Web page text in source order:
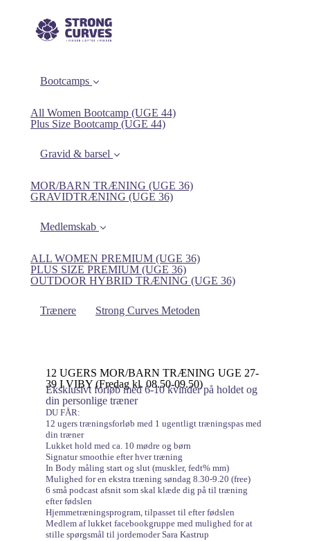
Bootcamps
All Women Bootcamp (UGE 44)
Plus Size Bootcamp (UGE 44)
Gravid & barsel
MOR/BARN TRÆNING (UGE 36)
GRAVIDTRÆNING (UGE 36)
Medlemskab
ALL WOMEN PREMIUM (UGE 36)
PLUS SIZE PREMIUM (UGE 36)
OUTDOOR HYBRID TRÆNING (UGE 36)
Trænere Strong Curves Metoden
12 UGERS MOR/BARN TRÆNING UGE 27-
39 I VIBY (Fredag kl. 08.50-09.50)
Eksklusivt forløb med 6-10 kvinder på holdet og
din personlige træner
DU FÅR:
12 ugers træningsforløb med 1 ugentligt træningspas med
din træner
Lukket hold med ca. 10 mødre og børn
Signatur smoothie efter hver træning
In Body måling start og slut (muskler, fedt% mm)
Mulighed for en ekstra træning søndag 8.30-9.20 (free)
6 små podcast afsnit som skal klæde dig på til træning
efter fødslen
Hjemmetræningsprogram, tilpasset til efter fødslen
Medlem af lukket facebookgruppe med mulighed for at
stille spørgsmål til jordemoder Sara Kastrup